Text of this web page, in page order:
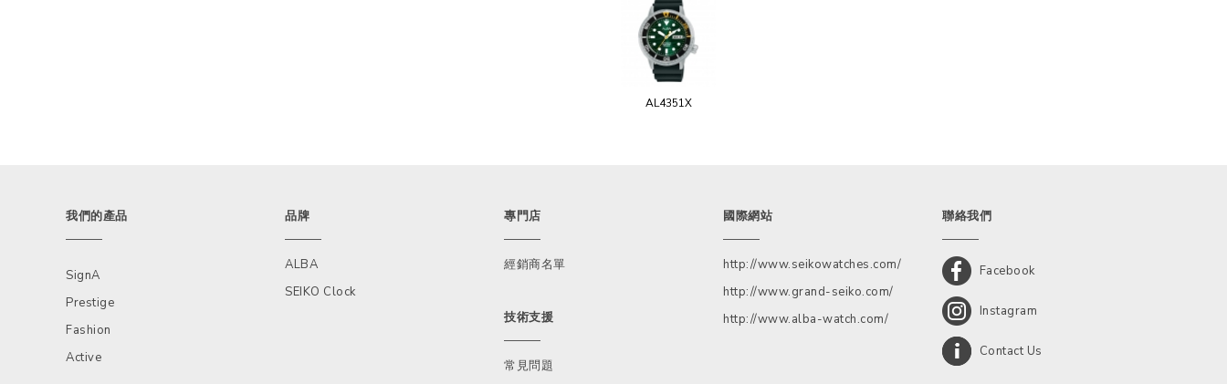
AL4351X
我們的產品
SignA
Prestige
Fashion
Active
品牌
ALBA
SEIKO Clock
專門店
經銷商名單
技術支援
常見問題
國際網站
http://www.seikowatches.com/
http://www.grand-seiko.com/
http://www.alba-watch.com/
聯絡我們
Facebook
Instagram
Contact Us